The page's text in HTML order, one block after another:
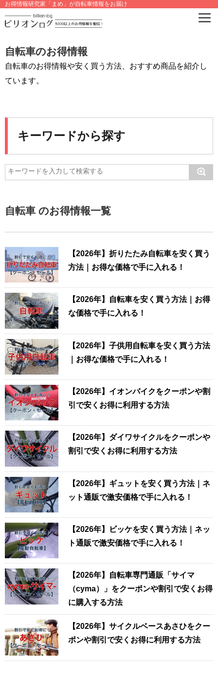
お得情報研究家「まめ」が自転車情報をお届け
自転車のお得情報
自転車のお得情報や安く買う方法、おすすめ商品を紹介し
ています。
キーワードから探す
自転車 のお得情報一覧
【2026年】折りたたみ自転車を安く買う
方法｜お得な価格で手に入れる！
【2026年】自転車を安く買う方法｜お得
な価格で手に入れる！
【2026年】子供用自転車を安く買う方法
｜お得な価格で手に入れる！
【2026年】イオンバイクをクーポンや割
引で安くお得に利用する方法
【2026年】ダイワサイクルをクーポンや
割引で安くお得に利用する方法
【2026年】ギュットを安く買う方法｜ネ
ット通販で激安価格で手に入れる！
【2026年】ビッケを安く買う方法｜ネッ
ト通販で激安価格で手に入れる！
【2026年】自転車専門通販「サイマ
（cyma）」をクーポンや割引で安くお得
に購入する方法
【2026年】サイクルベースあさひをクー
ポンや割引で安くお得に利用する方法